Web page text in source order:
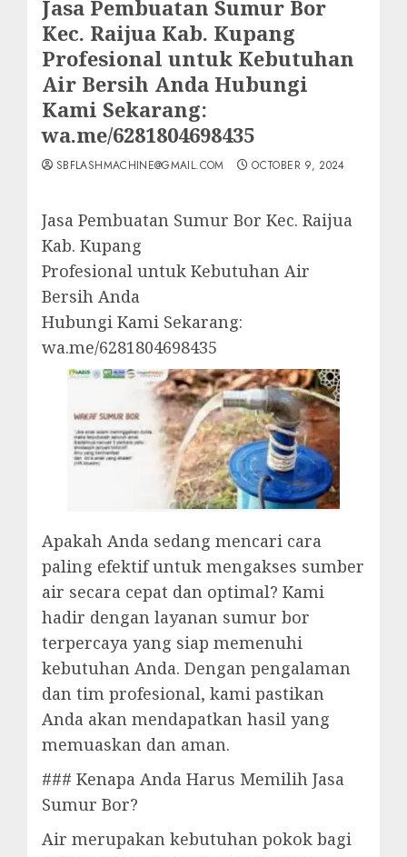
Jasa Pembuatan Sumur Bor
Kec. Raijua Kab. Kupang
Profesional untuk Kebutuhan
Air Bersih Anda Hubungi
Kami Sekarang:
wa.me/6281804698435
SBFLASHMACHINE@GMAIL.COM OCTOBER 9, 2024
Jasa Pembuatan Sumur Bor Kec. Raijua
Kab. Kupang
Profesional untuk Kebutuhan Air
Bersih Anda
Hubungi Kami Sekarang:
wa.me/6281804698435
Apakah Anda sedang mencari cara
paling efektif untuk mengakses sumber
air secara cepat dan optimal? Kami
hadir dengan layanan sumur bor
terpercaya yang siap memenuhi
kebutuhan Anda. Dengan pengalaman
dan tim profesional, kami pastikan
Anda akan mendapatkan hasil yang
memuaskan dan aman.
### Kenapa Anda Harus Memilih Jasa
Sumur Bor?
Air merupakan kebutuhan pokok bagi